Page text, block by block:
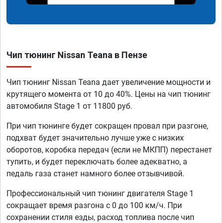
Чип тюнинг Nissan Teana в Пензе
Чип тюнинг Nissan Teana дает увеличение мощности и
крутящего момента от 10 до 40%. Цены на чип тюнинг
автомобиля Stage 1 от 11800 руб.
При чип тюнинге будет сокращен провал при разгоне,
подхват будет значительно лучше уже с низких
оборотов, коробка передач (если не МКПП) перестанет
тупить, и будет переключать более адекватно, а
педаль газа станет намного более отзывчивой.
Профессиональный чип тюнинг двигателя Stage 1
сокращает время разгона с 0 до 100 км/ч. При
сохранении стиля езды, расход топлива после чип